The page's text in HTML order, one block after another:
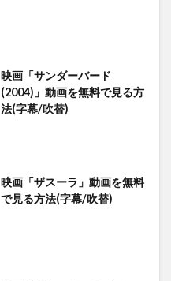
映画「サンダーバード
(2004)」動画を無料で見る方
法(字幕/吹替)
映画「ザスーラ」動画を無料
で見る方法(字幕/吹替)